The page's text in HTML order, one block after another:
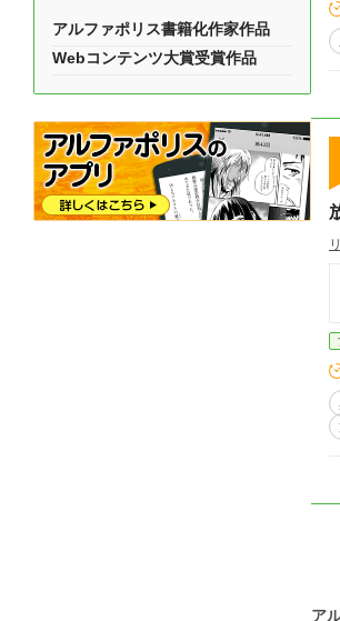
べきでした
ア
アルファポリス書籍化作家作品
Webコンテンツ大賞受賞作品